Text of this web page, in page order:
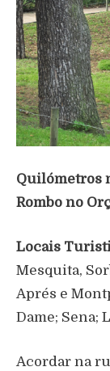
Quilómetros
Rombo no
Locais
Mesquita,
Aprés e
Dame; Sena;
Acordar na